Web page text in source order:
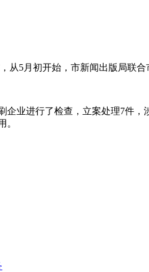
从5月初开始，市新闻出版局联
企业进行了检查，立案处理7件
。